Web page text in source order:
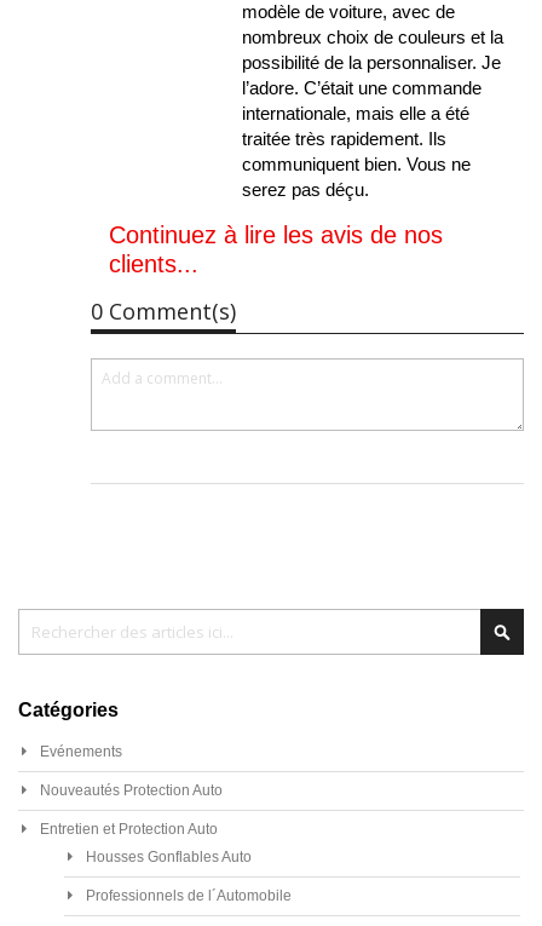
modèle de voiture, avec de
nombreux choix de couleurs et la
possibilité de la personnaliser. Je
l’adore. C’était une commande
internationale, mais elle a été
traitée très rapidement. Ils
communiquent bien. Vous ne
serez pas déçu.
Continuez à lire les avis de nos
clients...
0 Comment(s)
Catégories
Evénements
Nouveautés Protection Auto
Entretien et Protection Auto
Housses Gonflables Auto
Professionnels de l´Automobile